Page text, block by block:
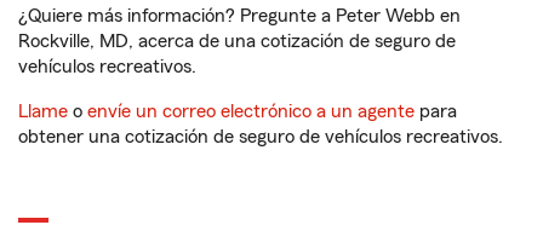
¿Quiere más información? Pregunte a Peter Webb en
Rockville, MD, acerca de una cotización de seguro de
vehículos recreativos.
Llame o envíe un correo electrónico a un agente para
obtener una cotización de seguro de vehículos recreativos.